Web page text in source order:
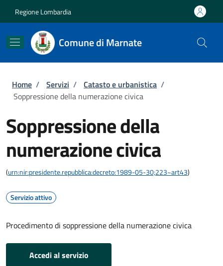
Regione Lombardia
Comune di Marnate
Briciole di pane
Home / Servizi / Catasto e urbanistica /
Soppressione della numerazione civica
Soppressione della
numerazione civica
(urn:nir:presidente.repubblica:decreto:1989-05-30;223~art43)
Servizio attivo
Procedimento di soppressione della numerazione civica
Accedi al servizio